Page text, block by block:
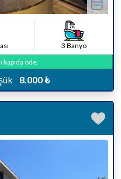
3 Banyo
kapıda öde.
8.000 ₺